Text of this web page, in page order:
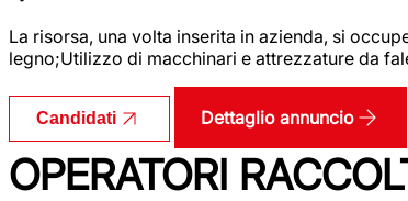
La risorsa, una volta inserita in azienda, si
legno;Utilizzo di macchinari e attrezzature da
Candidati Dettaglio annuncio
OPERATORI